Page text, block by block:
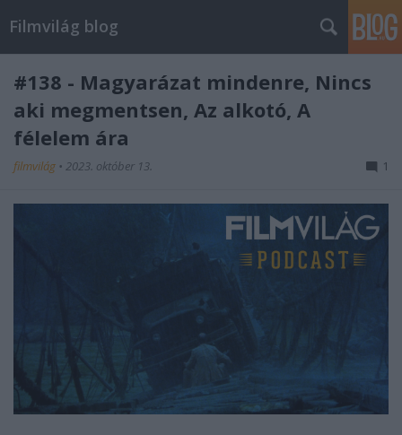
Filmvilág blog
#138 - Magyarázat mindenre, Nincs
aki megmentsen, Az alkotó, A
félelem ára
filmvilág • 2023. október 13. 1